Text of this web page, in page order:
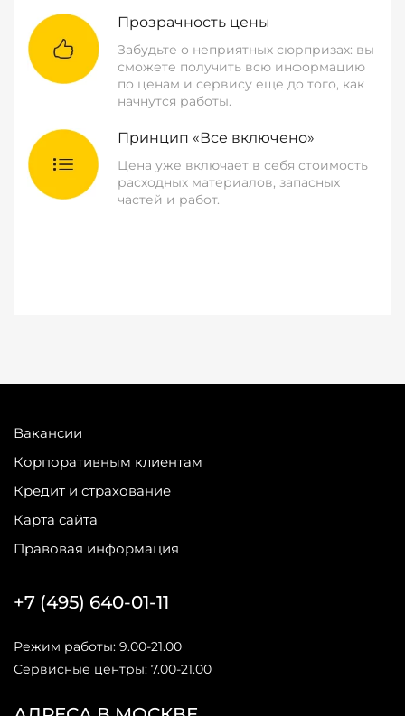
Прозрачность цены
Забудьте о неприятных сюрпризах: вы
сможете получить всю информацию
по ценам и сервису еще до того, как
начнутся работы.
Принцип «Все включено»
Цена уже включает в себя стоимость
расходных материалов, запасных
частей и работ.
Вакансии
Корпоративным клиентам
Кредит и страхование
Карта сайта
Правовая информация
+7 (495) 640-01-11
Режим работы: 9.00-21.00
Сервисные центры: 7.00-21.00